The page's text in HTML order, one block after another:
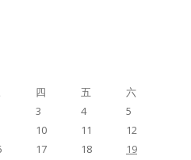
四 五
六
3 4
5
10 11
12
17 18
19